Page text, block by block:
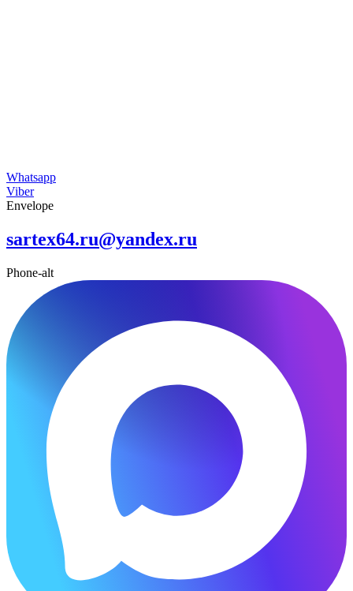
Whatsapp
Viber
Envelope
sartex64.ru@yandex.ru
Phone-alt